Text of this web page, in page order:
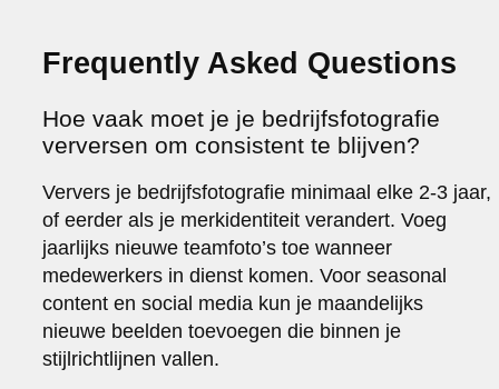
Frequently Asked Questions
Hoe vaak moet je je bedrijfsfotografie
verversen om consistent te blijven?
Ververs je bedrijfsfotografie minimaal elke 2-3 jaar,
of eerder als je merkidentiteit verandert. Voeg
jaarlijks nieuwe teamfoto’s toe wanneer
medewerkers in dienst komen. Voor seasonal
content en social media kun je maandelijks
nieuwe beelden toevoegen die binnen je
stijlrichtlijnen vallen.